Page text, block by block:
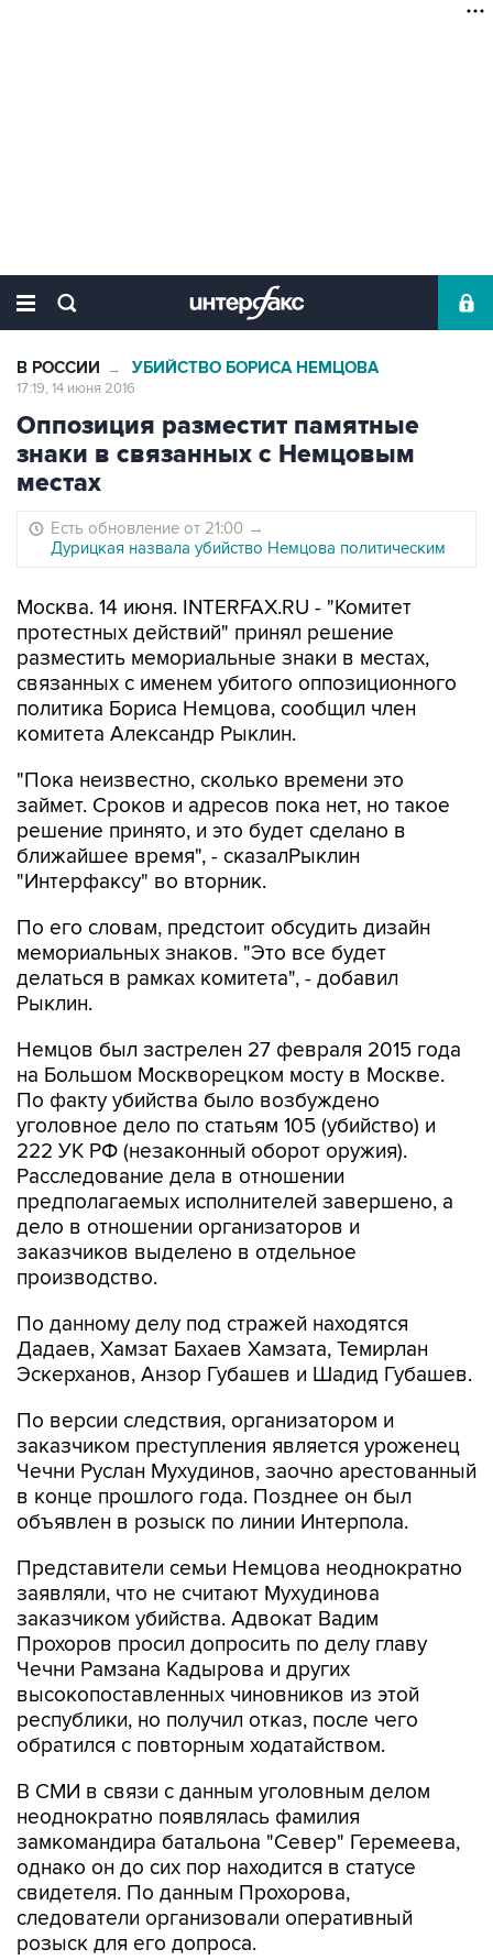
В РОССИИ → УБИЙСТВО БОРИСА НЕМЦОВА
17:19, 14 июня 2016
Оппозиция разместит памятные
знаки в связанных с Немцовым
местах
Есть обновление от 21:00 →
Дурицкая назвала убийство Немцова политическим
Москва. 14 июня. INTERFAX.RU - "Комитет
протестных действий" принял решение
разместить мемориальные знаки в местах,
связанных с именем убитого оппозиционного
политика Бориса Немцова, сообщил член
комитета Александр Рыклин.
"Пока неизвестно, сколько времени это
займет. Сроков и адресов пока нет, но такое
решение принято, и это будет сделано в
ближайшее время", - сказалРыклин
"Интерфаксу" во вторник.
По его словам, предстоит обсудить дизайн
мемориальных знаков. "Это все будет
делаться в рамках комитета", - добавил
Рыклин.
Немцов был застрелен 27 февраля 2015 года
на Большом Москворецком мосту в Москве.
По факту убийства было возбуждено
уголовное дело по статьям 105 (убийство) и
222 УК РФ (незаконный оборот оружия).
Расследование дела в отношении
предполагаемых исполнителей завершено, а
дело в отношении организаторов и
заказчиков выделено в отдельное
производство.
По данному делу под стражей находятся
Дадаев, Хамзат Бахаев Хамзата, Темирлан
Эскерханов, Анзор Губашев и Шадид Губашев.
По версии следствия, организатором и
заказчиком преступления является уроженец
Чечни Руслан Мухудинов, заочно арестованный
в конце прошлого года. Позднее он был
объявлен в розыск по линии Интерпола.
Представители семьи Немцова неоднократно
заявляли, что не считают Мухудинова
заказчиком убийства. Адвокат Вадим
Прохоров просил допросить по делу главу
Чечни Рамзана Кадырова и других
высокопоставленных чиновников из этой
республики, но получил отказ, после чего
обратился с повторным ходатайством.
В СМИ в связи с данным уголовным делом
неоднократно появлялась фамилия
замкомандира батальона "Север" Геремеева,
однако он до сих пор находится в статусе
свидетеля. По данным Прохорова,
следователи организовали оперативный
розыск для его допроса.